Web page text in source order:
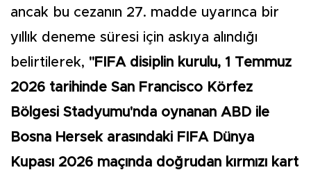
ancak bu cezanın 27. madde uyarınca bir
yıllık deneme süresi için askıya alındığı
belirtilerek, "FIFA disiplin kurulu, 1 Temmuz
2026 tarihinde San Francisco Körfez
Bölgesi Stadyumu'nda oynanan ABD ile
Bosna Hersek arasındaki FIFA Dünya
Kupası 2026 maçında doğrudan kırmızı kart